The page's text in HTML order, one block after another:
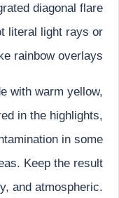
diagonal flare
literal light rays or
rainbow overlays.
with warm yellow,
in the highlights,
in some
Keep the result
and atmospheric.